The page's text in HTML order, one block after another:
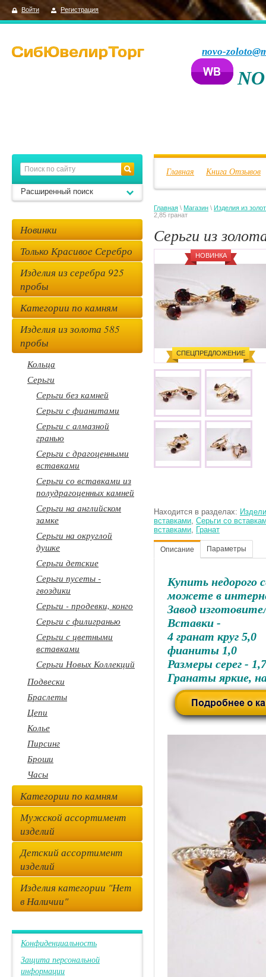
Войти Регистрация
novo-
Главная Книга Отзывов
Главная \ Магазин \ Изделия из
2,85 гранат
Серьги из
НОВИНКА
СПЕЦПРЕДЛОЖЕНИЕ
Находится в разделах:
вставками, Серьги со
вставками, Гранат
Описание Параметры
Купить недорого
можете в
Завод
Вставки -
4 гранат круг 5,0
фианиты 1,0
Размеры серег -
Гранаты яркие,
Расширенный поиск
Новинки
Только Красивое Серебро
Изделия из серебра 925
пробы
Категории по камням
Изделия из золота 585
пробы
Кольца
Серьги
Серьги без камней
Серьги с фианитами
Серьги с алмазной
гранью
Серьги с драгоценными
вставками
Серьги со вставками из
полудрагоценных камней
Серьги на английском
замке
Серьги на округлой
душке
Серьги детские
Серьги пусеты -
гвоздики
Серьги - продевки, конго
Серьги с филигранью
Серьги с цветными
вставками
Серьги Новых Коллекций
Подвески
Браслеты
Цепи
Колье
Пирсинг
Броши
Часы
Категории по камням
Мужской ассортимент
изделий
Детский ассортимент
изделий
Изделия категории "Нет
в Наличии"
Конфиденциальность
Защита персональной
информации